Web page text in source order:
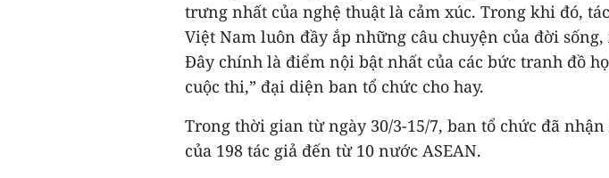
trưng nhất của nghệ thuật là cảm xúc. Trong khi đó,
Việt Nam luôn đầy ắp những câu chuyện của đời
Đây chính là điểm nội bật nhất của các bức tranh đồ
cuộc thi,” đại diện ban tổ chức cho hay.
Trong thời gian từ ngày 30/3-15/7, ban tổ chức đã
của 198 tác giả đến từ 10 nước ASEAN.